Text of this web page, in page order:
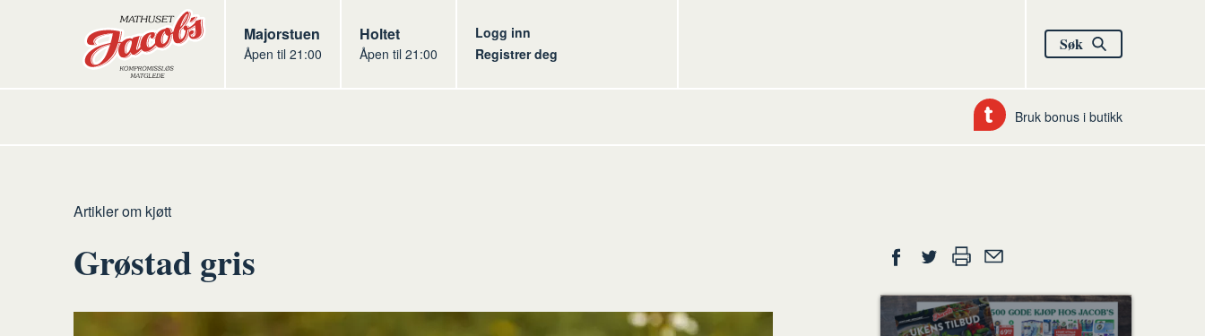
Butikker Jacobs
Majorstuen
Åpen til 21:00
Jacobs
Holtet
Åpen til 21:00
Logg inn
Registrer deg
Søk
Bruk bonus i butikk
Hjem
Kjøtt
Artikler om kjøtt
Grøstad gris Del
på
Facebook
på
Twitter
ut en
venn